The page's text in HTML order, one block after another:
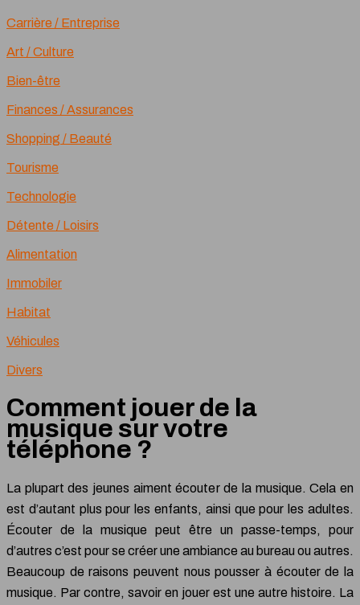
Carrière / Entreprise
Art / Culture
Bien-être
Finances / Assurances
Shopping / Beauté
Tourisme
Technologie
Détente / Loisirs
Alimentation
Immobiler
Habitat
Véhicules
Divers
Comment jouer de la
musique sur votre
téléphone ?
La plupart des jeunes aiment écouter de la musique. Cela en
est d’autant plus pour les enfants, ainsi que pour les adultes.
Écouter de la musique peut être un passe-temps, pour
d’autres c’est pour se créer une ambiance au bureau ou autres.
Beaucoup de raisons peuvent nous pousser à écouter de la
musique. Par contre, savoir en jouer est une autre histoire. La